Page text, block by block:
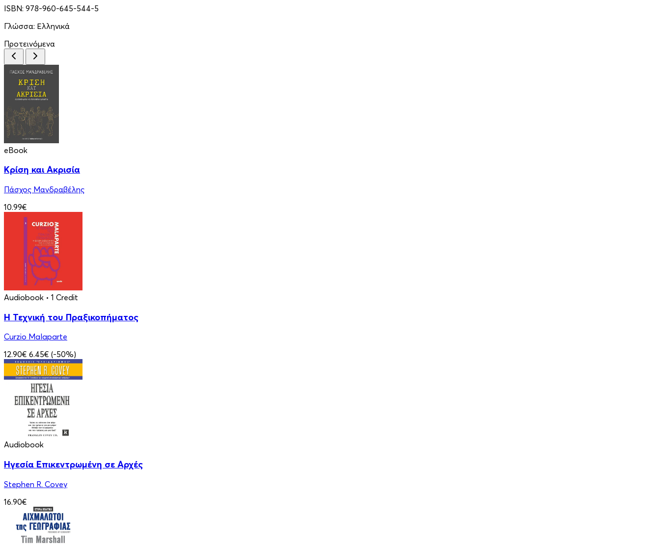
ISBN: 978-960-645-544-5
Γλώσσα: Ελληνικά
Προτεινόμενα
eBook
Κρίση και Ακρισία
Πάσχος Μανδραβέλης
10.99€
Audiobook • 1 Credit
Η Τεχνική του Πραξικοπήματος
Curzio Malaparte
12.90€ 6.45€ (-50%)
Audiobook
Ηγεσία Επικεντρωμένη σε Αρχές
Stephen R. Covey
16.90€